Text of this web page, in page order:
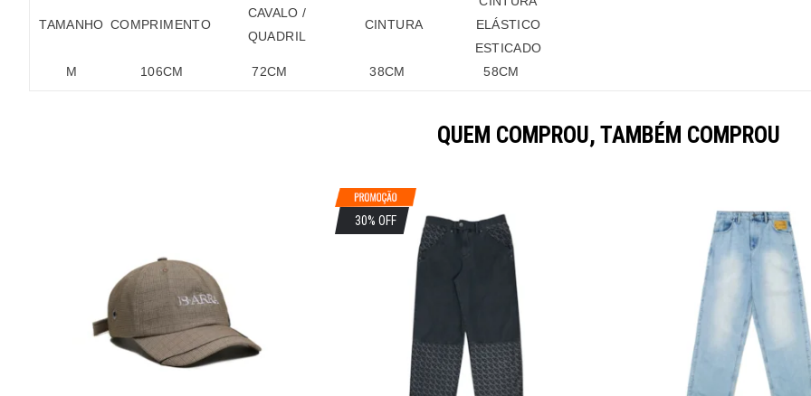
TAMANHO COMPRIMENTO
CAVALO /
QUADRIL
CINTURA
ELÁSTICO
ESTICADO
M
106CM 72CM 38CM 58CM
QUEM COMPROU, TAMBÉM COMPROU
30% OFF